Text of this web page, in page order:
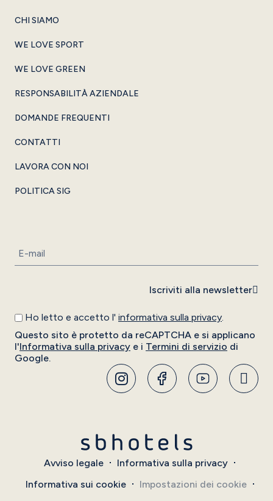
CHI SIAMO
WE LOVE SPORT
WE LOVE GREEN
RESPONSABILITÀ AZIENDALE
DOMANDE FREQUENTI
CONTATTI
LAVORA CON NOI
POLITICA SIG
Ho letto e accetto l' informativa sulla privacy.
Questo sito è protetto da reCAPTCHA e si applicano
l'Informativa sulla privacy e i Termini di servizio di
Google.
Iscriviti alla newsletter
Avviso legale
Informativa sulla privacy
Informativa sui cookie
Impostazioni dei cookie